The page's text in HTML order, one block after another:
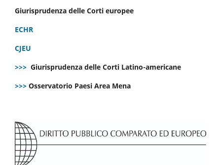
Giurisprudenza delle Corti europee
ECHR
CJEU
>>> Giurisprudenza delle Corti Latino-americane
>>> Osservatorio Paesi Area Mena